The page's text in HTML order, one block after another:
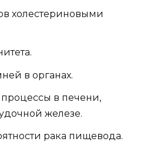
холестериновыми
в органах.
в печени,
железе.
рака пищевода.